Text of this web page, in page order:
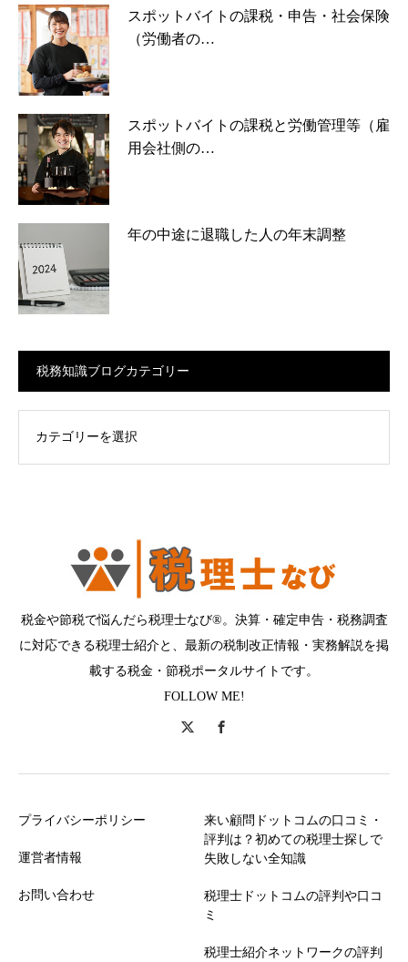
スポットバイトの課税・申告・社会保険
（労働者の…
スポットバイトの課税と労働管理等（雇
用会社側の…
年の中途に退職した人の年末調整
税務知識ブログカテゴリー
税金や節税で悩んだら税理士なび®。決算・確定申告・税務調査
に対応できる税理士紹介と、最新の税制改正情報・実務解説を掲
載する税金・節税ポータルサイトです。
FOLLOW ME!
プライバシーポリシー
運営者情報
お問い合わせ
来い顧問ドットコムの口コミ・
評判は？初めての税理士探しで
失敗しない全知識
税理士ドットコムの評判や口コ
ミ
税理士紹介ネットワークの評判